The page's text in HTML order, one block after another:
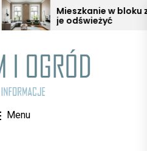
Mieszkanie w bloku z duszą
je odświeżyć
Menu